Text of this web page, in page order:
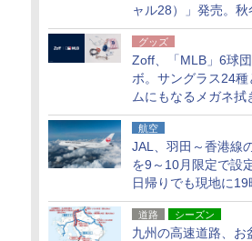
ャル28）」発売。秋
分、えきねっと限定
グッズ
Zoff、「MLB」6球
ボ。サングラス24種
ムにもなるメガネ拭
貨24種
航空
JAL、羽田～香港線
を9～10月限定で設
日帰りでも現地に19
できる
道路 シーズン
九州の高速道路、お